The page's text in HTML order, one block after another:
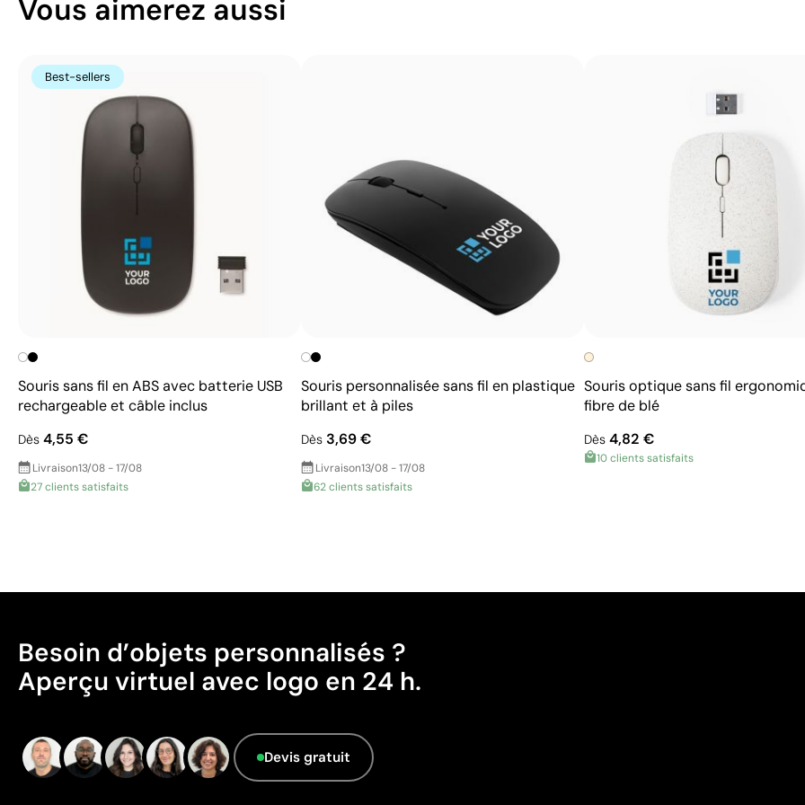
Permet l’impression sur surfaces incurvées et
Prix compétitifs pour les grandes quantités
Vous aimerez aussi
Best-sellers
Souris sans fil en ABS avec batterie USB
rechargeable et câble inclus
Dès 4,55 €
Livraison13/08 - 17/08
27 clients satisfaits
Souris personnalisée sans fil en plastique
brillant et à piles
Dès3,69 €
Livraison13/08 - 17/08
62 clients satisfaits
Souris optique sans fil
fibre de blé
Dès4,82 €
10 clients satisfaits
Besoin d’objets personnalisés ?
Aperçu virtuel avec logo en 24 h.
Devis gratuit